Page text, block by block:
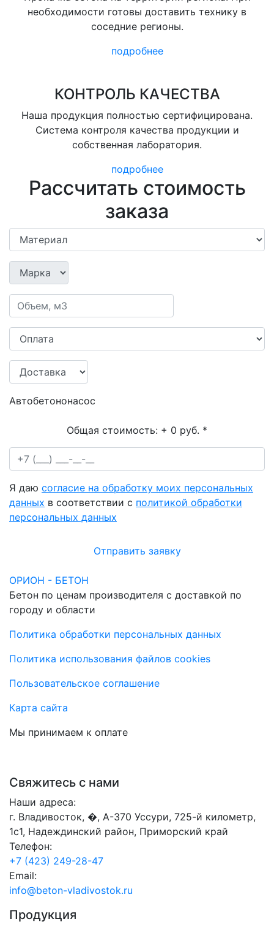
необходимости готовы доставить технику в
соседние регионы.
подробнее
КОНТРОЛЬ КАЧЕСТВА
Наша продукция полностью сертифицирована.
Система контроля качества продукции и
собственная лаборатория.
подробнее
Рассчитать стоимость
заказа
Автобетононасос
Общая стоимость: + 0 руб. *
Я даю согласие на обработку моих персональных
данных в соответствии с политикой обработки
персональных данных
Отправить заявку
ОРИОН - БЕТОН
Бетон по ценам производителя с доставкой по
городу и области
Политика обработки персональных данных
Политика использования файлов cookies
Пользовательское соглашение
Карта сайта
Мы принимаем к оплате
Свяжитесь с нами
Наши адреса:
г. Владивосток, �, А-370 Уссури, 725-й километр,
1с1, Надеждинский район, Приморский край
Телефон:
+7 (423) 249-28-47
Email:
info@beton-vladivostok.ru
Продукция